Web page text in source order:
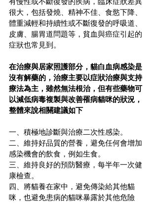
很大，包括發燒、精神不佳、食慾下降、
體重減輕和持續性或不斷復發的呼吸道、
皮膚、腸胃道問題等，貧血與癌症引起的
症狀也常見到。
在治療與居家照護部分，貓白血病感染是
沒有解藥的，治療主要以症狀治療與支持
療法為主，雖然無法根治，但有些藥物可
以減低病毒複製與改善罹病貓咪的狀況，
整體來說相關建議如下
一、積極地診斷與治療二次性感染。
二、維持好品質的營養，避免任何會增加
感染機會的飲食，例如生食。
三、維持良好的預防醫療，每半年一次健
康檢查。
四、將貓養在家中，避免傳染給其他貓
咪，也避免患病的貓咪暴露於其他危險